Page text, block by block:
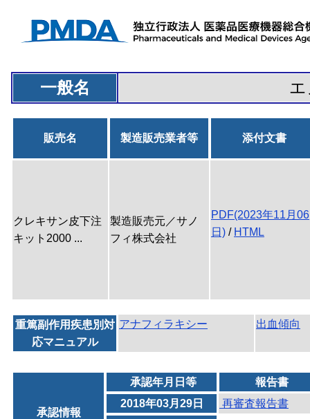
一般名
販売名 製造販売業者等 添付文書
クレキサン皮下注
キット2000 ...
製造販売元／サノ
フィ株式会社
PDF(2023年11月06
日) / HTML
重篤副作用疾患別対
応マニュアル
アナフィラキシー 出血傾向
承認情報
承認年月日等
報告書
2018年03月29日
再審査報告書